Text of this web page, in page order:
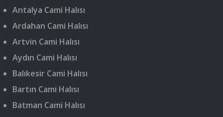
Antalya Cami Halısı
Ardahan Cami Halısı
Artvin Cami Halısı
Aydın Cami Halısı
Balıkesir Cami Halısı
Bartın Cami Halısı
Batman Cami Halısı